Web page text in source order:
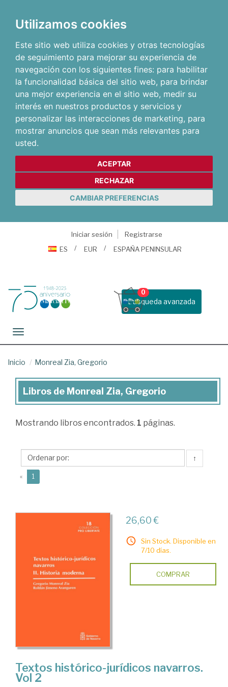
Utilizamos cookies
Este sitio web utiliza cookies y otras tecnologías
de seguimiento para mejorar su experiencia de
navegación con los siguientes fines: para habilitar
la funcionalidad básica del sitio web, para brindar
una mejor experiencia en el sitio web, medir su
interés en nuestros productos y servicios y
personalizar las interacciones de marketing, para
mostrar anuncios que sean más relevantes para
usted.
ACEPTAR
RECHAZAR
CAMBIAR PREFERENCIAS
Iniciar sesión
Registrarse
ES
EUR ESPAÑA PENINSULAR
Busqueda avanzada
0
Toggle navigation
Inicio Monreal Zia, Gregorio
Libros
Monreal
Gregorio
Libros de Monreal Zia, Gregorio
Mostrando libros encontrados. 1 páginas.
↑
« 1
26,60 €
Sin Stock. Disponible en
7/10 días.
COMPRAR
Textos histórico-jurídicos navarros.
Vol 2